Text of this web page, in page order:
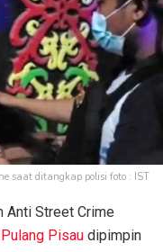
saat ditangkap polisi foto : IST
Anti Street Crime
Pulang Pisau dipimpin